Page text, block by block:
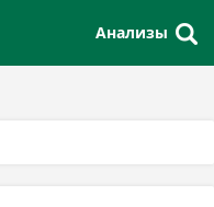
Анализы